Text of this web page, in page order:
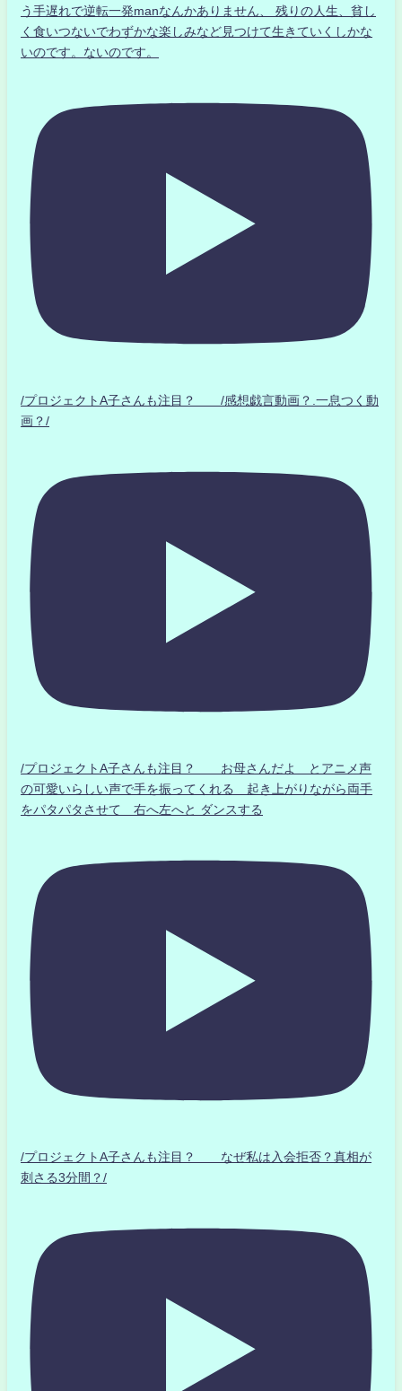
う手遅れで逆転一発manなんかありません、 残りの人生、貧し
く食いつないでわずかな楽しみなど見つけて生きていくしかな
いのです。ないのです。
/プロジェクトA子さんも注目？ /感想戯言動画？.一息つく動
画？/
/プロジェクトA子さんも注目？ お母さんだよ とアニメ声
の可愛いらしい声で手を振ってくれる 起き上がりながら両手
をパタパタさせて 右へ左へと ダンスする
/プロジェクトA子さんも注目？ なぜ私は入会拒否？真相が
刺さる3分間？/